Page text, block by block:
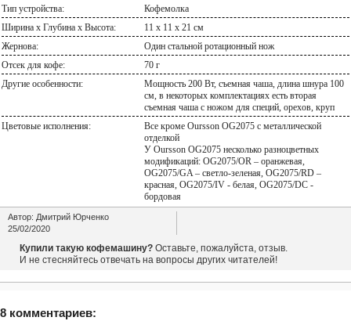
Тип устройства:
Кофемолка
Ширина х Глубина х Высота:
11 x 11 x 21 см
Жернова:
Один стальной ротационный нож
Отсек для кофе:
70 г
Другие особенности:
Мощность 200 Вт, съемная чаша, длина шнура 100
см, в некоторых комплектациях есть вторая
съемная чаша с ножом для специй, орехов, круп
Цветовые исполнения:
Все кроме Oursson OG2075 с металлической
отделкой
У Oursson OG2075 несколько разноцветных
модификаций: OG2075/OR – оранжевая,
OG2075/GA – светло-зеленая, OG2075/RD –
красная, OG2075/IV - белая, OG2075/DC -
бордовая
Автор: Дмитрий Юрченко
25/02/2020
Купили такую кофемашину? Оставьте, пожалуйста, отзыв.
И не стесняйтесь отвечать на вопросы других читателей!
8 комментариев: